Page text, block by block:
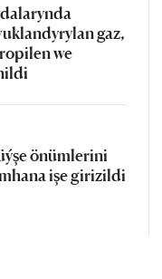
gaz,
we
önümlerini
işe girizildi